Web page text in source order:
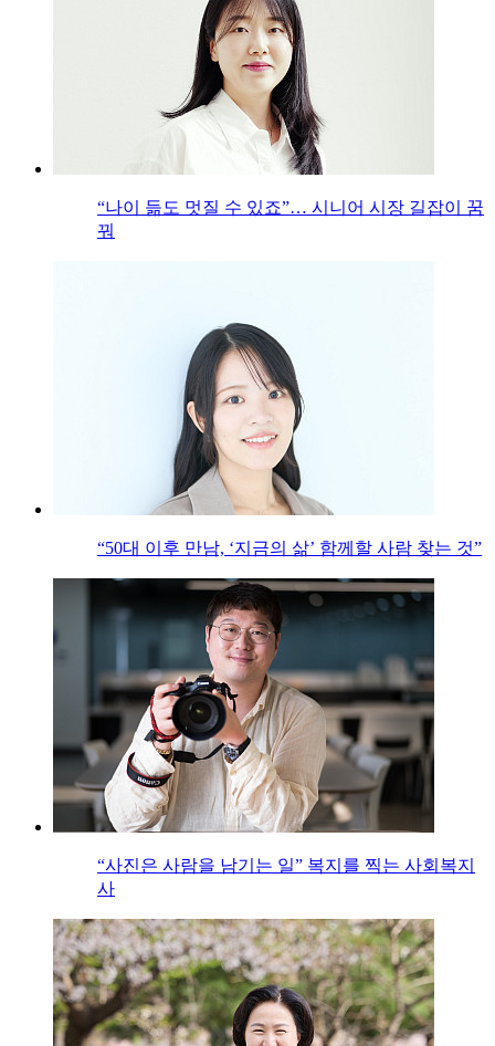
“나이 듦도 멋질 수 있죠”… 시니어 시장 길잡이 꿈
꿔
“50대 이후 만남, ‘지금의 삶’ 함께할 사람 찾는 것”
“사진은 사람을 남기는 일” 복지를 찍는 사회복지
사